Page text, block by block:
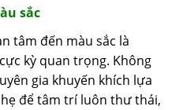
sắc
tâm đến màu sắc là
kỳ quan trọng. Không
gia khuyến khích lựa
để tâm trí luôn thư thái,